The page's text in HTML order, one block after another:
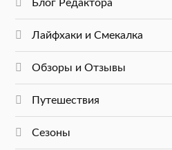
Блог Редактора
Лайфхаки и Смекалка
Обзоры и Отзывы
Путешествия
Сезоны